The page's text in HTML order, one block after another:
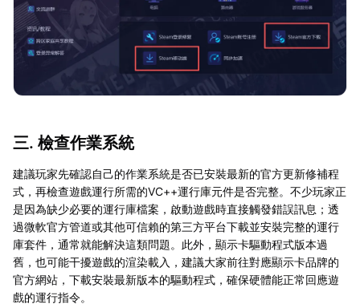
三. 檢查作業系統
建議玩家先確認自己的作業系統是否已安裝最新的官方更新修補程
式，再檢查遊戲運行所需的VC++運行庫元件是否完整。不少玩家正
是因為缺少必要的運行庫檔案，啟動遊戲時直接觸發錯誤訊息；透
過微軟官方管道或其他可信賴的第三方平台下載並安裝完整的運行
庫套件，通常就能解決這類問題。此外，顯示卡驅動程式版本過
舊，也可能干擾遊戲的渲染載入，建議大家前往對應顯示卡品牌的
官方網站，下載安裝最新版本的驅動程式，確保硬體能正常回應遊
戲的運行指令。